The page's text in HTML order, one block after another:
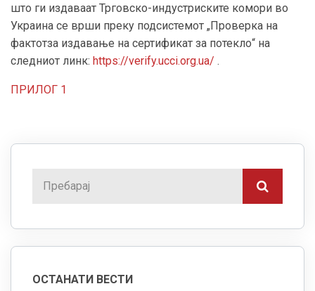
што ги издаваат Трговско-индустриските комори во
Украина се врши преку подсистемот „Проверка на
фактотза издавање на сертификат за потекло“ на
следниот линк: https://verify.ucci.org.ua/ .
ПРИЛОГ 1
ОСТАНАТИ ВЕСТИ